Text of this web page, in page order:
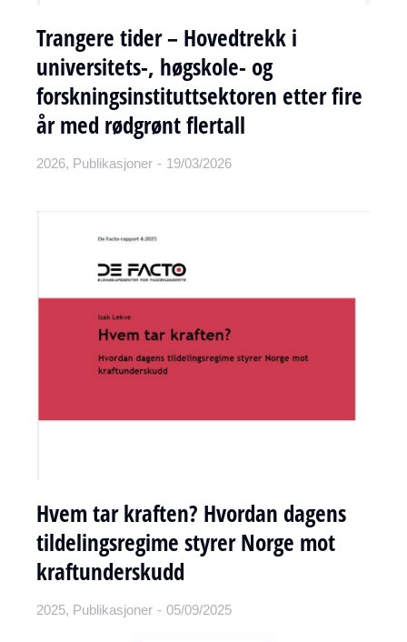
Trangere tider – Hovedtrekk i
universitets-, høgskole- og
forskningsinstituttsektoren etter fire
år med rødgrønt flertall
2026, Publikasjoner 19/03/2026
Hvem tar kraften? Hvordan dagens
tildelingsregime styrer Norge mot
kraftunderskudd
2025, Publikasjoner 05/09/2025